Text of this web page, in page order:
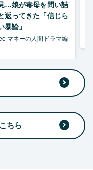
…娘が毒母を問い詰
返ってきた「信じら
暴論」
マネーの人間ドラマ編
ちら